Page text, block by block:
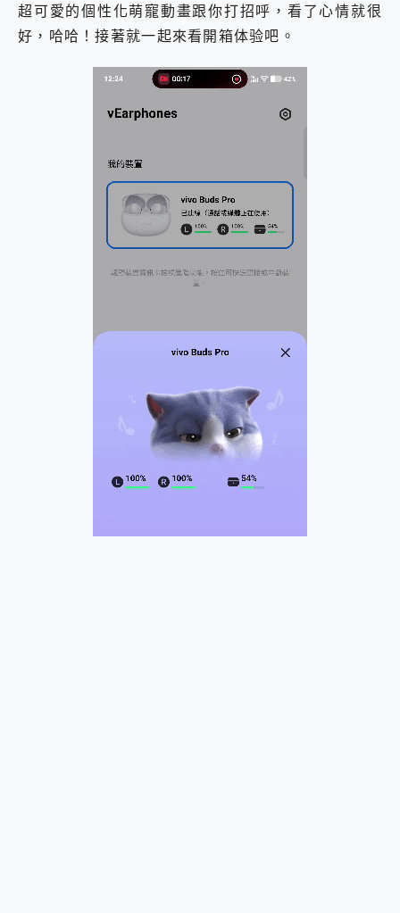
Xiaomi 14 Ultra 開箱 評測~ 有深度的 Leica 影像旗艦手機! 加碼小旗艦 Xiaomi 14 開箱 評測
vivo TWS 3e 真無線藍牙耳機智慧降噪升級、音質明亮溫潤，並支援雙設備連接~
MSI Claw 掌機專屬配件包 來囉 完美保護 MSI Claw A1M-026TW 電競掌機
人像旗艦 vivo V30 系列 開箱 評測! 首搭蔡司光學鏡頭、攝影棚級柔光環、拍攝功能最好玩的美拍神機 vivo V30 Pro
多個願望一次滿足 超強散熱 微星 MSI Claw A1M-026TW 電競掌機 開箱 評測
榮耀 HONOR 600 Pro x MOLLY Limited Edition 限量版開賣，攜手味全龍進駐大巨蛋萬人盛典
超可愛的個性化萌寵動畫跟你打招呼，看了心情就很
好，哈哈！接著就一起來看開箱体验吧。